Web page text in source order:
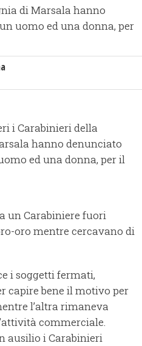
di Marsala hanno
uomo ed una donna, per
i Carabinieri della
hanno denunciato
ed una donna, per il
un Carabiniere fuori
oro mentre cercavano di
i soggetti fermati,
capire bene il motivo per
l’altra rimaneva
commerciale.
ausilio i Carabinieri